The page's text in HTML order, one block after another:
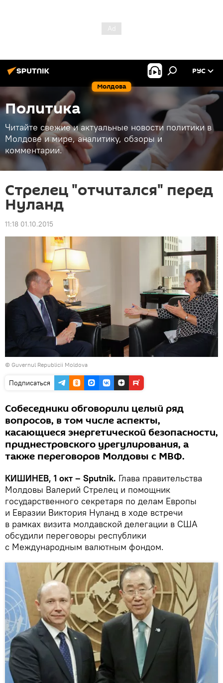
Молдова
РУС
Политика
Читайте свежие и актуальные новости политики в
Молдове и мире, аналитику, обзоры и
комментарии.
Стрелец "отчитался" перед
Нуланд
11:18 01.10.2015
© Guvernul Republicii Moldova
Подписаться
Собеседники обговорили целый ряд
вопросов, в том числе аспекты,
касающиеся энергетической безопасности,
приднестровского урегулирования, а
также переговоров Молдовы с МВФ.
КИШИНЕВ, 1 окт – Sputnik. Глава правительства
Молдовы Валерий Стрелец и помощник
государственного секретаря по делам Европы
и Евразии Виктория Нуланд в ходе встречи
в рамках визита молдавской делегации в США
обсудили переговоры республики
с Международным валютным фондом.